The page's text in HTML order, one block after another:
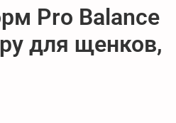
Pro Balance
для щенков,